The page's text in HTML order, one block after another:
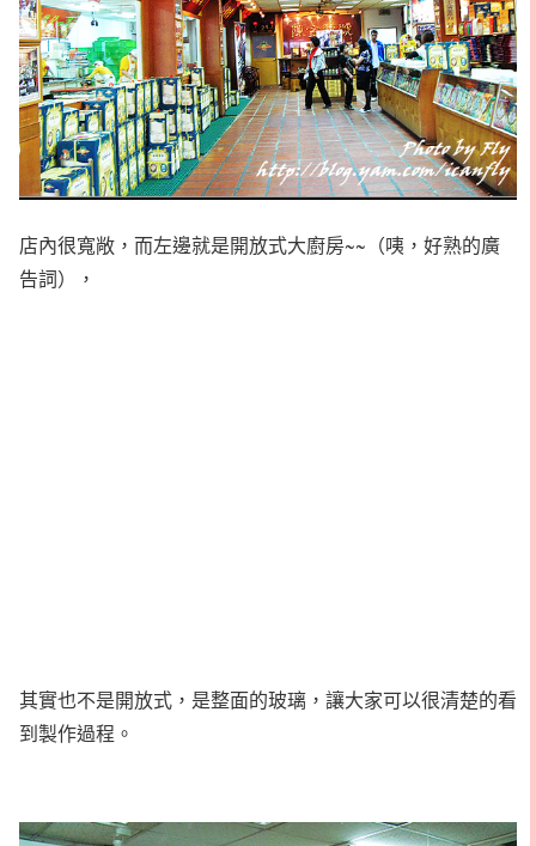
店內很寬敞，而左邊就是開放式大廚房~~（咦，好熟的廣
告詞），
其實也不是開放式，是整面的玻璃，讓大家可以很清楚的看
到製作過程。